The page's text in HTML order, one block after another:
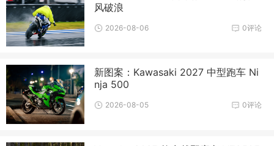
风破浪
0评论
2026-08-06
新图案：Kawasaki 2027 中型跑车 Ni
nja 500
0评论
2026-08-05